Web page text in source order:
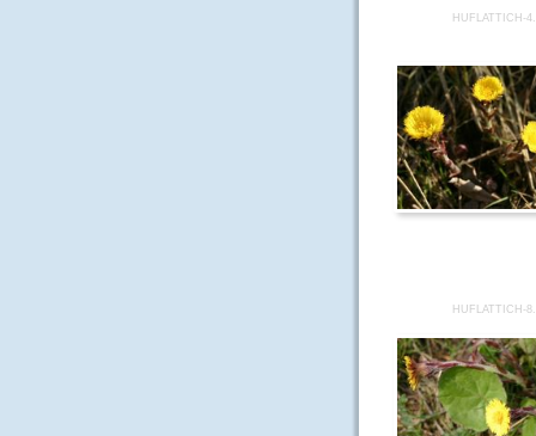
HUFLATTICH-
HUFLATTICH-